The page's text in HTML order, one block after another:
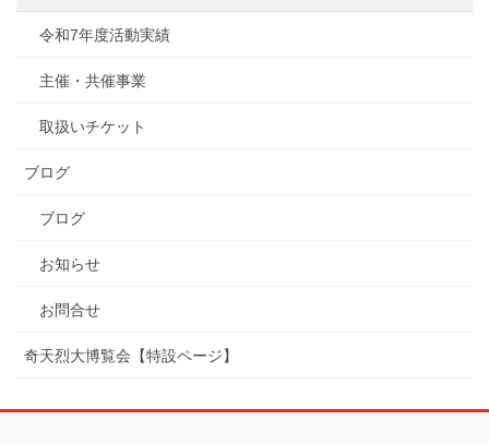
令和7年度活動実績
主催・共催事業
取扱いチケット
ブログ
ブログ
お知らせ
お問合せ
奇天烈大博覧会【特設ページ】